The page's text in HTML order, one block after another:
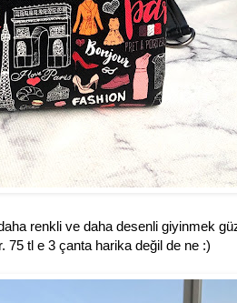
renkli ve daha desenli giyinmek
tl e 3 çanta harika değil de ne :)